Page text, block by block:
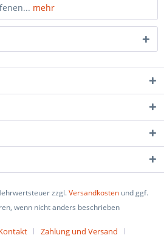
mehr
zzgl.Versandkosten und ggf.
wenn nicht anders beschrieben
Zahlung und Versand